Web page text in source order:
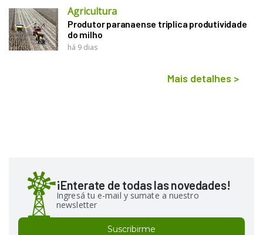
Agricultura
Produtor paranaense triplica produtividade
do milho
há 9 dias
Mais detalhes >
¡Enterate de todas las novedades!
Ingresá tu e-mail y sumate a nuestro
newsletter
Suscribirme